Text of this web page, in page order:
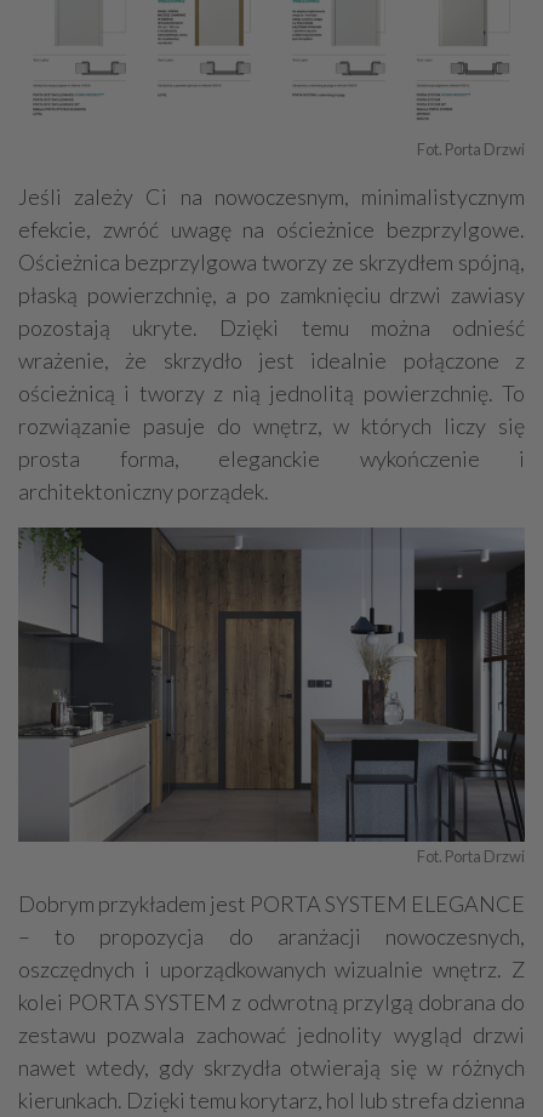
Fot. Porta Drzwi
Jeśli zależy Ci na nowoczesnym, minimalistycznym
efekcie, zwróć uwagę na ościeżnice bezprzylgowe.
Ościeżnica bezprzylgowa tworzy ze skrzydłem spójną,
płaską powierzchnię, a po zamknięciu drzwi zawiasy
pozostają ukryte. Dzięki temu można odnieść
wrażenie, że skrzydło jest idealnie połączone z
ościeżnicą i tworzy z nią jednolitą powierzchnię. To
rozwiązanie pasuje do wnętrz, w których liczy się
prosta forma, eleganckie wykończenie i
architektoniczny porządek.
Fot. Porta Drzwi
Dobrym przykładem jest PORTA SYSTEM ELEGANCE
– to propozycja do aranżacji nowoczesnych,
oszczędnych i uporządkowanych wizualnie wnętrz. Z
kolei PORTA SYSTEM z odwrotną przylgą dobrana do
zestawu pozwala zachować jednolity wygląd drzwi
nawet wtedy, gdy skrzydła otwierają się w różnych
kierunkach. Dzięki temu korytarz, hol lub strefa dzienna